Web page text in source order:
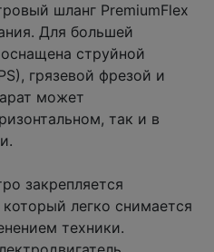
шланг PremiumFlex
Для большей
струйной
грязевой фрезой и
может
так и в
закрепляется
легко снимается
техники.